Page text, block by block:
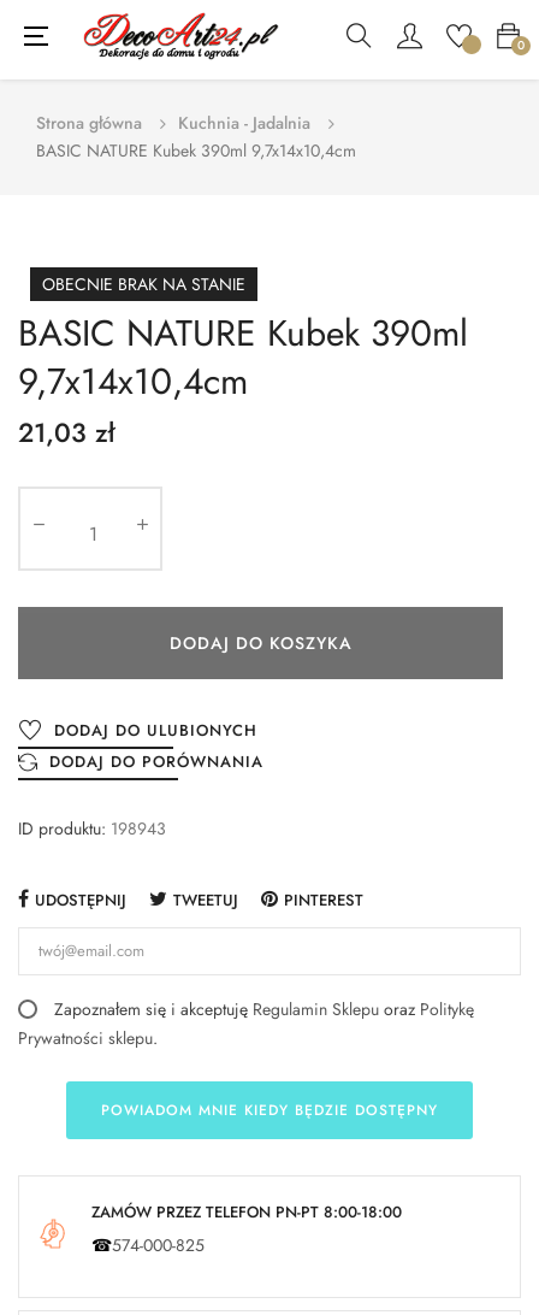
0
Toggle
navigation
☰
Strona główna
Kuchnia - Jadalnia
BASIC NATURE Kubek 390ml 9,7x14x10,4cm
OBECNIE BRAK NA STANIE
BASIC NATURE Kubek 390ml
9,7x14x10,4cm
21,03 zł
DODAJ DO KOSZYKA
DODAJ DO ULUBIONYCH
DODAJ DO PORÓWNANIA
ID produktu: 198943
UDOSTĘPNIJ TWEETUJ PINTEREST
Zapoznałem się i akceptuję Regulamin Sklepu oraz Politykę
Prywatności sklepu.
POWIADOM MNIE KIEDY BĘDZIE DOSTĘPNY
ZAMÓW PRZEZ TELEFON PN-PT 8:00-18:00
☎574-000-825